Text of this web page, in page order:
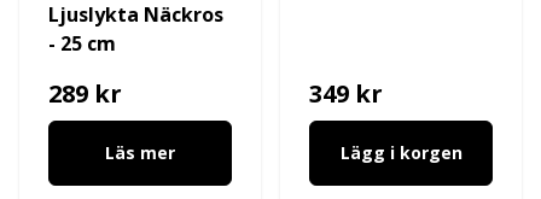
Ljuslykta Näckros
- 25 cm
289 kr
Läs mer
349 kr
Lägg i korgen